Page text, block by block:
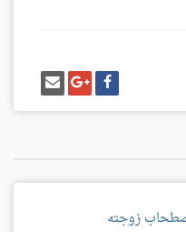
شارك
على
فيسبوك
شارك
على
غوغل
بلس
إرسل
إيميل
زوجته